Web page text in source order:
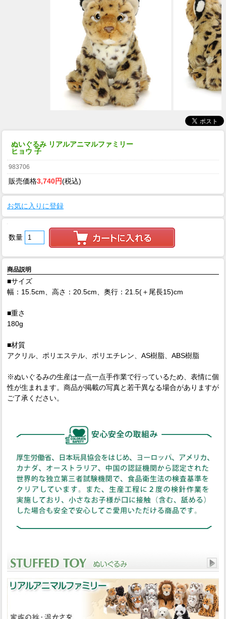
ぬいぐるみ リアルアニマルファミリー
ヒョウ 子
983706
販売価格3,740円(税込)
お気に入りに登録
数量
商品説明
■サイズ
幅：15.5cm、高さ：20.5cm、奥行：21.5(＋尾長15)cm
■重さ
180g
■材質
アクリル、ポリエステル、ポリエチレン、AS樹脂、ABS樹脂
※ぬいぐるみの生産は一点一点手作業で行っているため、表情に個
性が生まれます。商品が掲載の写真と若干異なる場合がありますが
ご了承ください。